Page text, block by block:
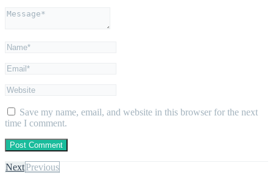
Save my name, email, and website in this browser for the next
time I comment.
NextPrevious